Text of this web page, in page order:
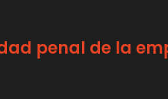
penal de la